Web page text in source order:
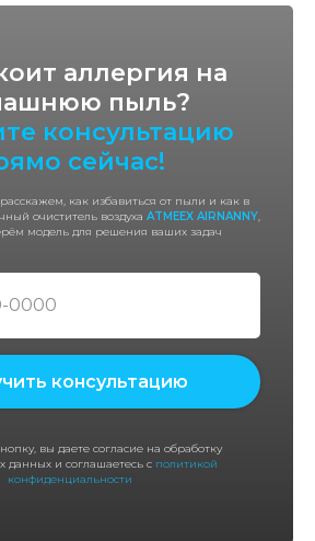
аллергия на
пыль?
консультацию
сейчас!
как избавиться от пыли и как в
очиститель воздуха ATMEEX AIRNANNY,
модель для решения ваших задач
консультацию
вы даете согласие на обработку
данных и соглашаетесь с политикой
конфиденциальности